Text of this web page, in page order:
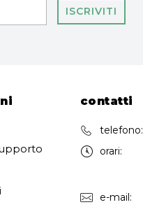
ISCRIVITI
contatti
telefono:
orari:
e-mail: